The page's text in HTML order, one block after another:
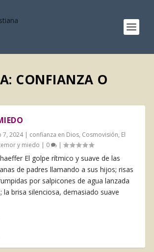
CONFIANZA O
7, 2024| confianza en Dios, Cosmovisión, El
y miedo | 0 |
El golpe rítmico y suave de las
de padres llamando a sus hijos; ri­sas
por salpicones de agua lanzada
la brisa silenciosa, demasiado suave